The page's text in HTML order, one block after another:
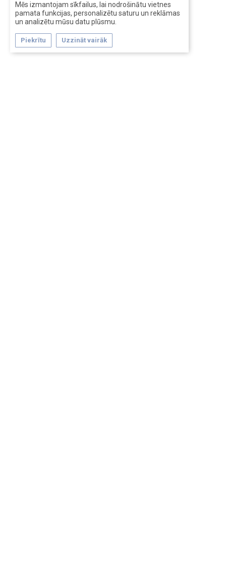
Mēs izmantojam sīkfailus, lai nodrošinātu vietnes
pamata funkcijas, personalizētu saturu un reklāmas
un analizētu mūsu datu plūsmu.
Piekrītu Uzzināt vairāk